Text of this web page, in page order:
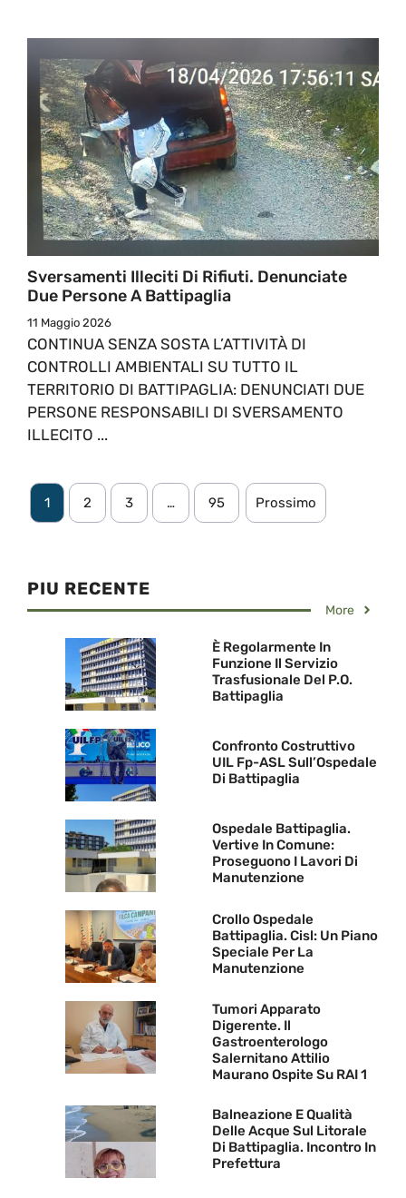
Sversamenti Illeciti Di Rifiuti. Denunciate
Due Persone A Battipaglia
11 Maggio 2026
CONTINUA SENZA SOSTA L’ATTIVITÀ DI
CONTROLLI AMBIENTALI SU TUTTO IL
TERRITORIO DI BATTIPAGLIA: DENUNCIATI DUE
PERSONE RESPONSABILI DI SVERSAMENTO
ILLECITO ...
1 2 3 … 95 Prossimo
PIU RECENTE
More
È Regolarmente In
Funzione Il Servizio
Trasfusionale Del P.O.
Battipaglia
Confronto Costruttivo
UIL Fp-ASL Sull’Ospedale
Di Battipaglia
Ospedale Battipaglia.
Vertive In Comune:
Proseguono I Lavori Di
Manutenzione
Crollo Ospedale
Battipaglia. Cisl: Un Piano
Speciale Per La
Manutenzione
Tumori Apparato
Digerente. Il
Gastroenterologo
Salernitano Attilio
Maurano Ospite Su RAI 1
Balneazione E Qualità
Delle Acque Sul Litorale
Di Battipaglia. Incontro In
Prefettura